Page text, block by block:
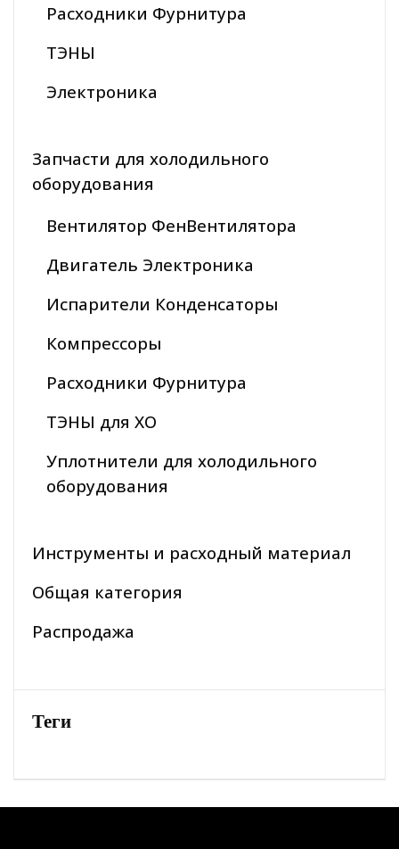
Расходники Фурнитура
ТЭНЫ
Электроника
Запчасти для холодильного
оборудования
Вентилятор ФенВентилятора
Двигатель Электроника
Испарители Конденсаторы
Компрессоры
Расходники Фурнитура
ТЭНЫ для ХО
Уплотнители для холодильного
оборудования
Инструменты и расходный материал
Общая категория
Распродажа
Теги